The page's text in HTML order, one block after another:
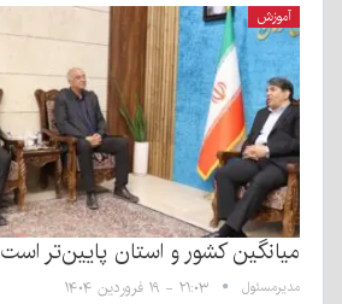
آموزش
میانگین کشور و استان پایین‌تر است
مدیرمسئول ۲۱:۰۳ - ۱۹ فروردین ۱۴۰۴